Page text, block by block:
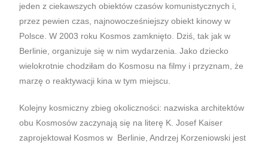
jeden z ciekawszych obiektów czasów komunistycznych i,
przez pewien czas, najnowocześniejszy obiekt kinowy w
Polsce. W 2003 roku Kosmos zamknięto. Dziś, tak jak w
Berlinie, organizuje się w nim wydarzenia. Jako dziecko
wielokrotnie chodziłam do Kosmosu na filmy i przyznam, że
marzę o reaktywacji kina w tym miejscu.
Kolejny kosmiczny zbieg okoliczności: nazwiska architektów
obu Kosmosów zaczynają się na literę K. Josef Kaiser
zaprojektował Kosmos w Berlinie, Andrzej Korzeniowski jest